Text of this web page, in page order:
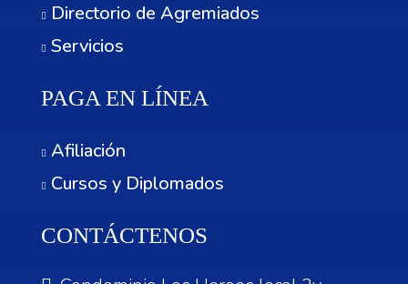
Directorio de Agremiados
Servicios
PAGA EN LÍNEA
Afiliación
Cursos y Diplomados
CONTÁCTENOS